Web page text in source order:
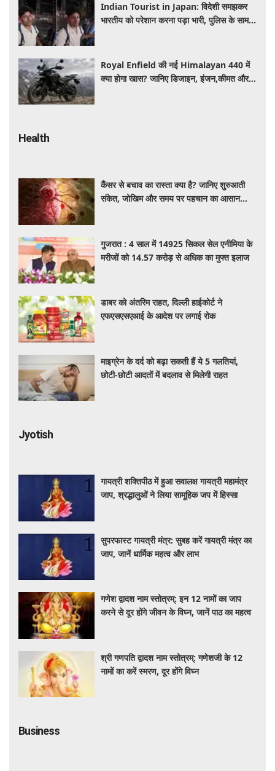
Indian Tourist in Japan: विदेशी समझकर
भारतीय को परेशान करना पड़ा भारी, पुलिस के सामने
Royal Enfield की नई Himalayan 440 में
क्या होगा खास? जानिए डिजाइन, इंजन,कीमत और
Health
कैंसर से बचाव का रास्ता क्या है? जानिए शुरुआती
संकेत, जोखिम और समय पर पहचान का आसान
गुजरात : 4 साल में 14925 सिकल सेल एनीमिया के
मरीजों को 14.57 करोड़ से अधिक का मुफ्त इलाज
डाबर को अंतरिम राहत, दिल्ली हाईकोर्ट ने
एफएसएसएआई के आदेश पर लगाई रोक
माइग्रेन के दर्द को बढ़ा सकती हैं ये 5 गलतियां,
छोटी-छोटी आदतों में बदलाव से मिलेगी राहत
Jyotish
गायत्री शक्तिपीठ में हुआ सवालक्ष गायत्री महामंत्र
जाप, श्रद्धालुओं ने लिया सामूहिक जप में हिस्सा
सुपरफास्ट गायत्री मंत्र: सुबह करें गायत्री मंत्र का
जाप, जानें धार्मिक महत्व और लाभ
गणेश द्वादश नाम स्तोत्रम्: इन 12 नामों का जाप
करने से दूर होंगे जीवन के विघ्न, जानें पाठ का महत्व
श्री गणपति द्वादश नाम स्तोत्रम्: गणेशजी के 12
नामों का करें स्मरण, दूर होंगे विघ्न
Business